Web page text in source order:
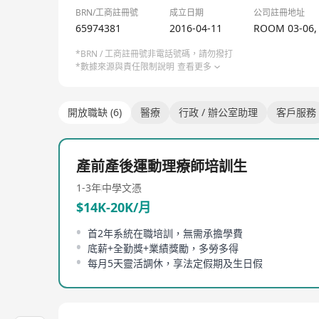
BRN/工商註冊號 成立日期 公司註冊地址
65974381 2016-04-11 ROOM 03-06,
*BRN / 工商註冊號非電話號碼，請勿撥打
*數據來源與責任限制說明 查看更多
開放職缺 (6) 醫療 行政 / 辦公室助理 客戶服務
產前產後運動理療師培訓生
1-3年中學文憑
$14K-20K/月
首2年系統在職培訓，無需承擔學費
底薪+全勤獎+業績獎勵，多勞多得
每月5天靈活調休，享法定假期及生日假